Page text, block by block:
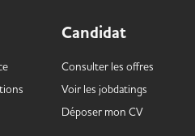
Candidat
Consulter les offres
Voir les jobdatings
Déposer mon CV